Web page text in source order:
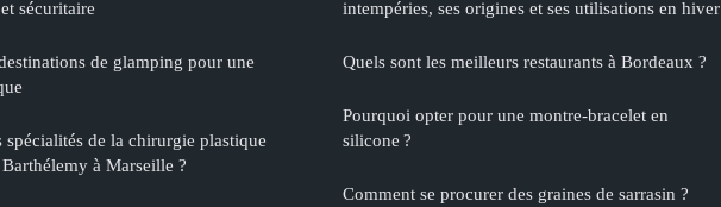
sécuritaire
de glamping pour une
spécialités de la chirurgie plastique
à Marseille ?
intempéries, ses origines et ses utilisations en hiver
Quels sont les meilleurs restaurants à Bordeaux ?
Pourquoi opter pour une montre-bracelet en
silicone ?
Comment se procurer des graines de sarrasin ?